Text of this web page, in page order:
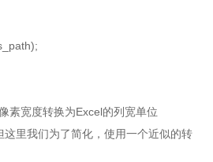
宽度转换为Excel的列宽单位
我们为了简化，使用一个近似的转